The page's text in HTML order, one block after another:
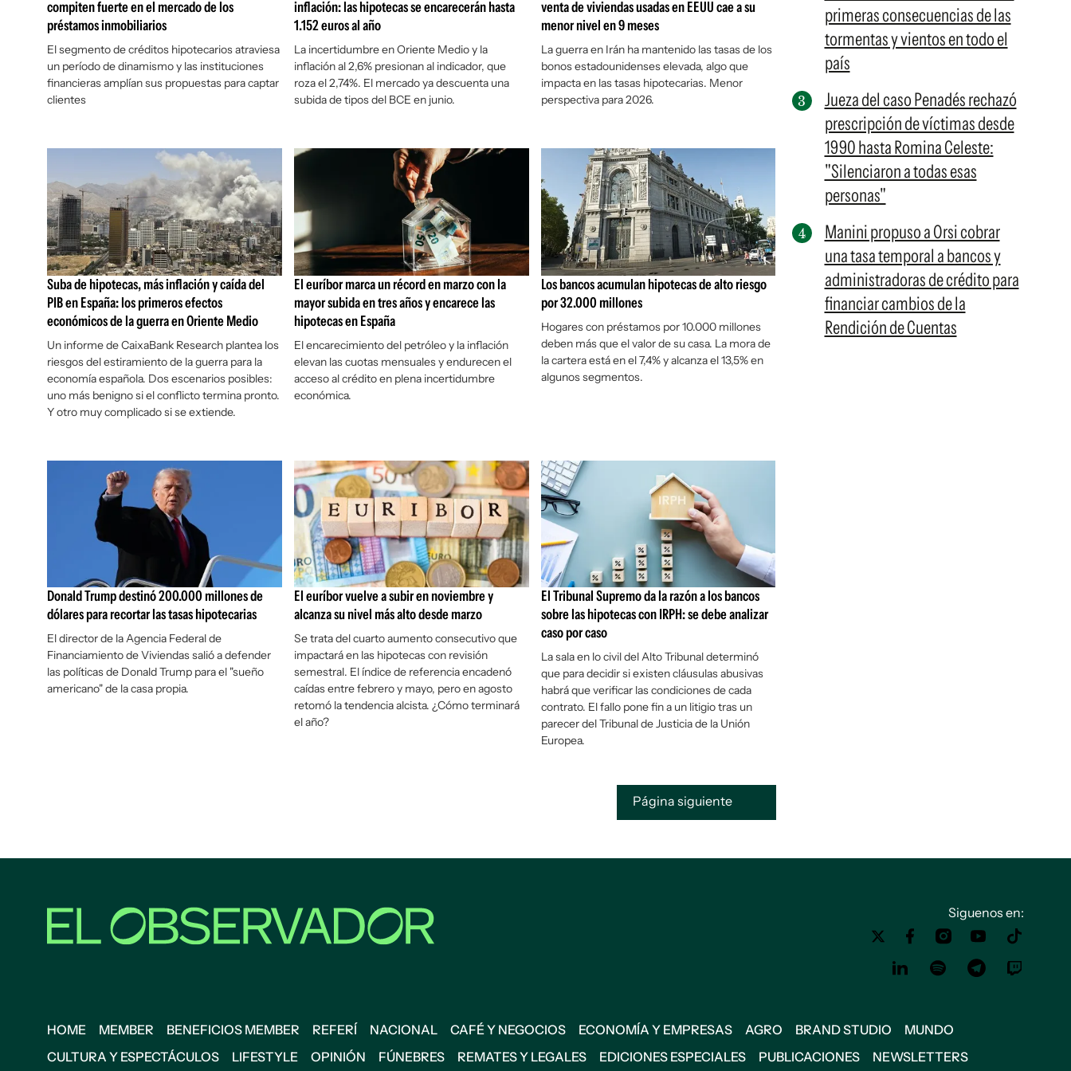
compiten fuerte en el mercado de los
préstamos inmobiliarios
El segmento de créditos hipotecarios atraviesa
un período de dinamismo y las instituciones
financieras amplían sus propuestas para captar
clientes
inflación: las hipotecas se encarecerán hasta
1.152 euros al año
La incertidumbre en Oriente Medio y la
inflación al 2,6% presionan al indicador, que
roza el 2,74%. El mercado ya descuenta una
subida de tipos del BCE en junio.
venta de viviendas usadas en EEUU cae a su
menor nivel en 9 meses
La guerra en Irán ha mantenido las tasas de los
bonos estadounidenses elevada, algo que
impacta en las tasas hipotecarias. Menor
perspectiva para 2026.
Suba de hipotecas, más inflación y caída del
PIB en España: los primeros efectos
económicos de la guerra en Oriente Medio
Un informe de CaixaBank Research plantea los
riesgos del estiramiento de la guerra para la
economía española. Dos escenarios posibles:
uno más benigno si el conflicto termina pronto.
Y otro muy complicado si se extiende.
El euríbor marca un récord en marzo con la
mayor subida en tres años y encarece las
hipotecas en España
El encarecimiento del petróleo y la inflación
elevan las cuotas mensuales y endurecen el
acceso al crédito en plena incertidumbre
económica.
Los bancos acumulan hipotecas de alto riesgo
por 32.000 millones
Hogares con préstamos por 10.000 millones
deben más que el valor de su casa. La mora de
la cartera está en el 7,4% y alcanza el 13,5% en
algunos segmentos.
Donald Trump destinó 200.000 millones de
dólares para recortar las tasas hipotecarias
El director de la Agencia Federal de
Financiamiento de Viviendas salió a defender
las políticas de Donald Trump para el "sueño
americano" de la casa propia.
El euríbor vuelve a subir en noviembre y
alcanza su nivel más alto desde marzo
Se trata del cuarto aumento consecutivo que
impactará en las hipotecas con revisión
semestral. El índice de referencia encadenó
caídas entre febrero y mayo, pero en agosto
retomó la tendencia alcista. ¿Cómo terminará
el año?
El Tribunal Supremo da la razón a los bancos
sobre las hipotecas con IRPH: se debe analizar
caso por caso
La sala en lo civil del Alto Tribunal determinó
que para decidir si existen cláusulas abusivas
habrá que verificar las condiciones de cada
contrato. El fallo pone fin a un litigio tras un
parecer del Tribunal de Justicia de la Unión
Europea.
Página siguiente
primeras consecuencias de las
tormentas y vientos en todo el
país
Jueza del caso Penadés rechazó
prescripción de víctimas desde
1990 hasta Romina Celeste:
"Silenciaron a todas esas
personas"
Manini propuso a Orsi cobrar
una tasa temporal a bancos y
administradoras de crédito para
financiar cambios de la
Rendición de Cuentas
Siguenos en:
HOME MEMBER BENEFICIOS MEMBER REFERÍ NACIONAL CAFÉ Y NEGOCIOS ECONOMÍA Y EMPRESAS AGRO BRAND STUDIO
MUNDO
CULTURA Y ESPECTÁCULOS
LIFESTYLE OPINIÓN FÚNEBRES REMATES Y LEGALES EDICIONES ESPECIALES PUBLICACIONES NEWSLETTERS